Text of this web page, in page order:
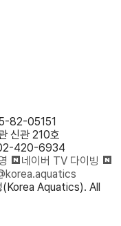
82-05151
신관 210호
420-6934
네이버 TV 다이빙
Aquatics). All